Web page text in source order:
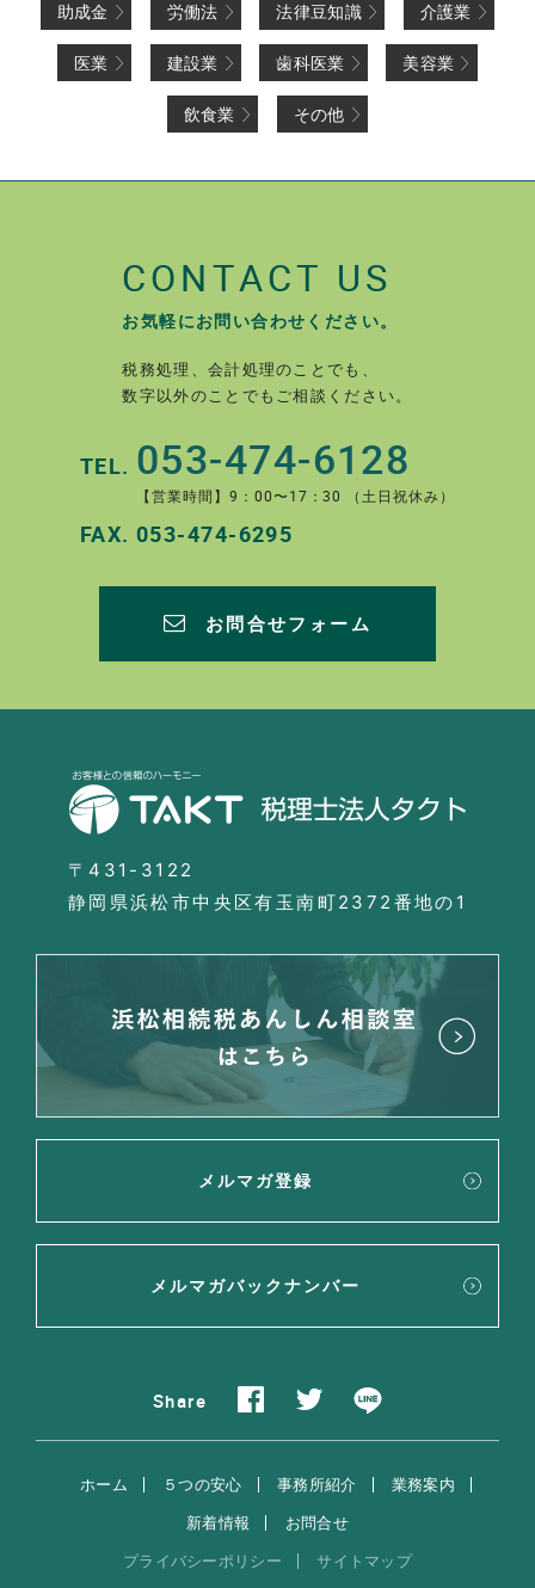
助成金 労働法 法律豆知識 介護業
医業 建設業 歯科医業 美容業
飲食業 その他
CONTACT US
お気軽にお問い合わせください。
税務処理、会計処理のことでも、
数字以外のことでもご相談ください。
TEL. 053-474-6128
【営業時間】9：00〜17：30 （土日祝休み）
FAX. 053-474-6295
お問合せフォーム
〒431-3122
静岡県浜松市中央区有玉南町2372番地の1
メルマガ登録
メルマガバックナンバー
Share
ホーム ５つの安心 事務所紹介
業務案内
新着情報
お問合せ
プライバシーポリシー
サイトマップ